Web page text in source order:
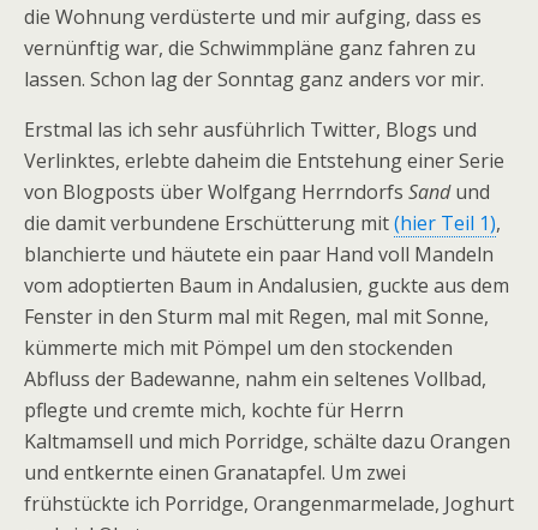
die Wohnung verdüsterte und mir aufging, dass es
vernünftig war, die Schwimmpläne ganz fahren zu
lassen. Schon lag der Sonntag ganz anders vor mir.
Erstmal las ich sehr ausführlich Twitter, Blogs und
Verlinktes, erlebte daheim die Entstehung einer Serie
von Blogposts über Wolfgang Herrndorfs Sandund
die damit verbundene Erschütterung mit(hier Teil 1),
blanchierte und häutete ein paar Hand voll Mandeln
vom adoptierten Baum in Andalusien, guckte aus dem
Fenster in den Sturm mal mit Regen, mal mit Sonne,
kümmerte mich mit Pömpel um den stockenden
Abfluss der Badewanne, nahm ein seltenes Vollbad,
pflegte und cremte mich, kochte für Herrn
Kaltmamsell und mich Porridge, schälte dazu Orangen
und entkernte einen Granatapfel. Um zwei
frühstückte ich Porridge, Orangenmarmelade, Joghurt